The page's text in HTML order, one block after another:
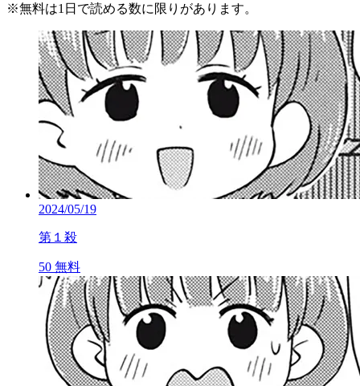
※無料は1日で読める数に限りがあります。
2024/05/19
第１殺
50 無料